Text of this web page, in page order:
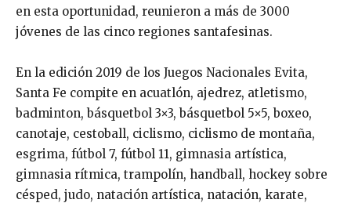
en esta oportunidad, reunieron a más de 3000
jóvenes de las cinco regiones santafesinas.
En la edición 2019 de los Juegos Nacionales Evita,
Santa Fe compite en acuatlón, ajedrez, atletismo,
badminton, básquetbol 3×3, básquetbol 5×5, boxeo,
canotaje, cestoball, ciclismo, ciclismo de montaña,
esgrima, fútbol 7, fútbol 11, gimnasia artística,
gimnasia rítmica, trampolín, handball, hockey sobre
césped, judo, natación artística, natación, karate,